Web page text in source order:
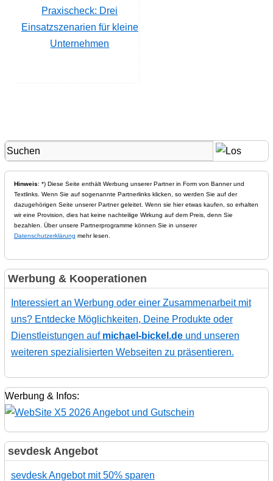
Praxischeck: Drei
Einsatzszenarien für kleine
Unternehmen
Hinweis: *) Diese Seite enthält Werbung unserer Partner in Form von Banner und
Textlinks. Wenn Sie auf sogenannte Partnerlinks klicken, so werden Sie auf der
dazugehörigen Seite unserer Partner geleitet. Wenn sie hier etwas kaufen, so erhalten
wir eine Provision, dies hat keine nachteilige Wirkung auf dem Preis, denn Sie
bezahlen. Über unsere Partnerprogramme können Sie in unserer
Datenschutzerklärung mehr lesen.
Werbung & Kooperationen
Interessiert an Werbung oder einer Zusammenarbeit mit
uns? Entdecke Möglichkeiten, Deine Produkte oder
Dienstleistungen auf michael-bickel.deund unseren
weiteren spezialisierten Webseiten zu präsentieren.
Werbung & Infos:
sevdesk Angebot
sevdesk Angebot mit 50% sparen